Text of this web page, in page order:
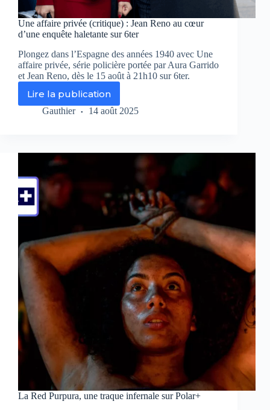
Une affaire privée (critique) : Jean Reno au cœur
d’une enquête haletante sur 6ter
Plongez dans l’Espagne des années 1940 avec Une
affaire privée, série policière portée par Aura Garrido
et Jean Reno, dès le 15 août à 21h10 sur 6ter.
Lire la publication
Une
affaire
Jean
au
d’une
enquête
haletante
sur
6ter
Gauthier 14 août 2025
La Red Purpura, une traque infernale sur Polar+